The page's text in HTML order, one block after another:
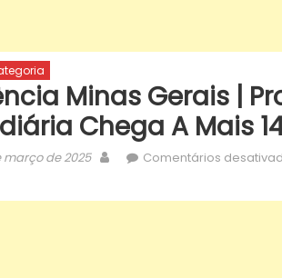
Minas Gerais |
Chega A Mais
março de 2025 AuthorComentários